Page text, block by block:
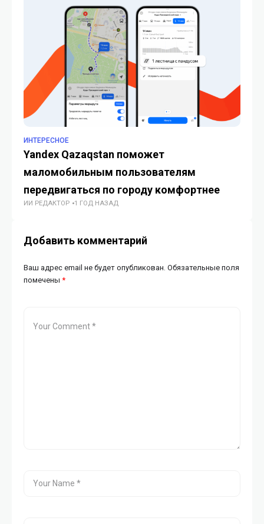
ИНТЕРЕСНОЕ
Yandex Qazaqstan поможет
маломобильным пользователям
передвигаться по городу комфортнее
ИИ РЕДАКТОР 1 ГОД НАЗАД
Добавить комментарий
Ваш адрес email не будет опубликован. Обязательные поля
помечены *